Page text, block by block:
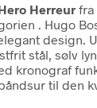
Herreur fra
. Hugo
design.
stål, sølv
kronograf
til den